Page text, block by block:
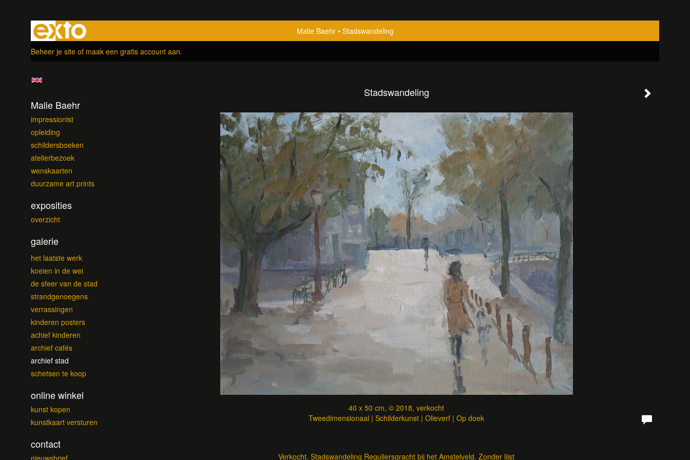
Malie Baehr
Stadswandeling
Beheer je site of maak een gratis account aan.
Stadswandeling
40 x 50 cm, © 2018, verkocht
Tweedimensionaal | Schilderkunst | Olieverf | Op doek
Verkocht. Stadswandeling Reguliersgracht bij het Amstelveld. Zonder lijst
Malie Baehr
impressionist
opleiding
schildersboeken
atelierbezoek
wenskaarten
duurzame art prints
exposities
overzicht
galerie
het laatste werk
koeien in de wei
de sfeer van de stad
strandgenoegens
verrassingen
kinderen posters
achief kinderen
archief cafés
archief stad
schetsen te koop
online winkel
kunst kopen
kunstkaart versturen
contact
nieuwsbrief